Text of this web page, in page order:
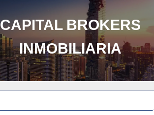
CAPITAL BROKERS
INMOBILIARIA